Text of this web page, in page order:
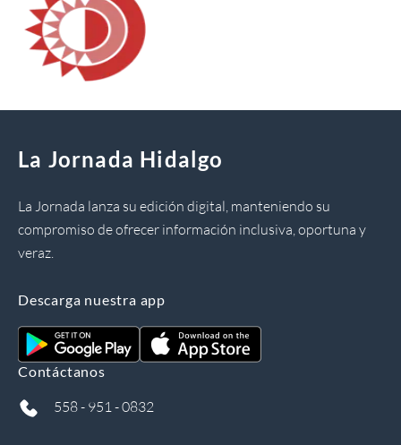
La Jornada Hidalgo
La Jornada lanza su edición digital, manteniendo su
compromiso de ofrecer información inclusiva, oportuna y
veraz.
Descarga nuestra app
Contáctanos
558 - 951 - 0832